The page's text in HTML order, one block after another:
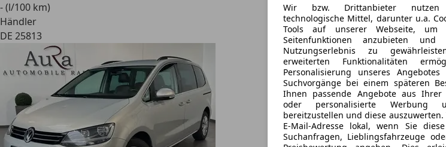
Wir bzw. Drittanbieter nutzen
technologische Mittel, darunter u.a.
Tools auf unserer Webseite, um
Seitenfunktionen anzubieten und
Nutzungserlebnis zu
erweiterten Funktionalitäten
Personalisierung unseres
Suchvorgänge bei einem späteren
Ihnen passende Angebote aus Ihrer
oder personalisierte Werbung
bereitzustellen und diese
E-Mail-Adresse lokal, wenn Sie
Suchanfragen, Lieblingsfahrzeuge
- (l/100 km)
Händler
DE 25813